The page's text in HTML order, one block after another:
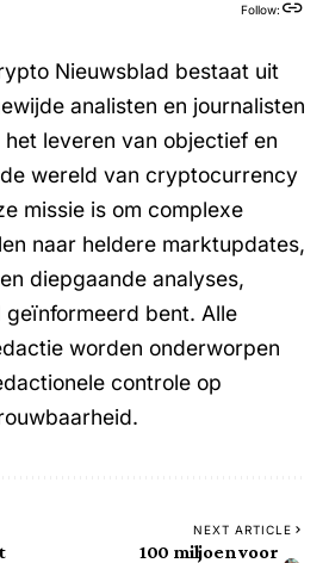
Follow:
Nieuwsblad bestaat uit
analisten en journalisten
leveren van objectief en
wereld van cryptocurrency
missie is om complexe
naar heldere marktupdates,
diepgaande analyses,
bent. Alle
worden onderworpen
controle op
NEXT ARTICLE
100 miljoen voor